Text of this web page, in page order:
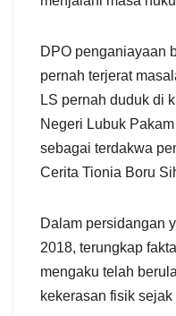
DPO penganiayaan
pernah terjerat
LS pernah duduk di
Negeri Lubuk
sebagai terdakwa
Cerita Tionia Boru
Dalam persidangan
2018, terungkap
mengaku telah
kekerasan fisik sejak